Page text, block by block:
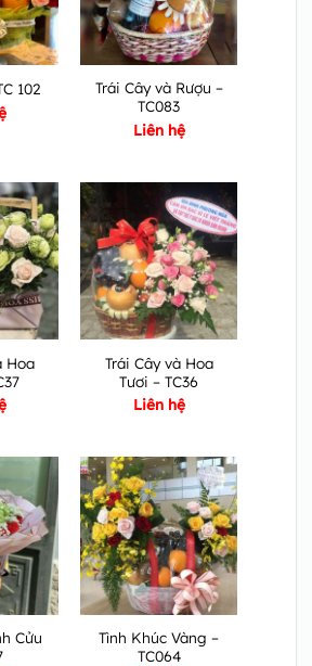
102
Trái Cây và Rượu –
TC083
Liên hệ
Hoa
Trái Cây và Hoa
Tươi – TC36
Liên hệ
Cửu
Tình Khúc Vàng –
TC064